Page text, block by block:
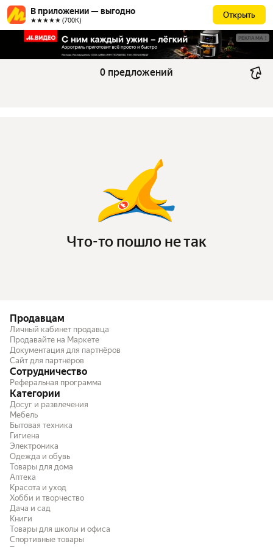
В приложении — выгодно
★★★★★ (700К)
Открыть
РЕКЛАМА
0 предложений
Что-то пошло не так
Продавцам
Личный кабинет продавца
Продавайте на Маркете
Документация для партнёров
Сайт для партнёров
Сотрудничество
Реферальная программа
Категории
Досуг и развлечения
Мебель
Бытовая техника
Гигиена
Электроника
Одежда и обувь
Товары для дома
Аптека
Красота и уход
Хобби и творчество
Дача и сад
Книги
Товары для школы и офиса
Спортивные товары